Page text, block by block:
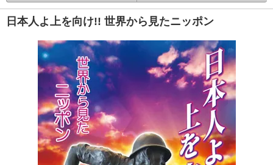
日本人よ上を向け!! 世界から見たニッポン